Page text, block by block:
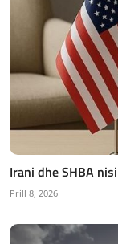
Irani dhe SHBA
Prill 8, 2026